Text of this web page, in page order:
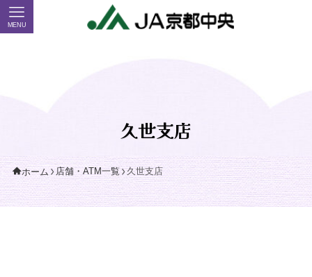
MENU
久世支店
ホーム 店舗・ATM一覧 久世支店